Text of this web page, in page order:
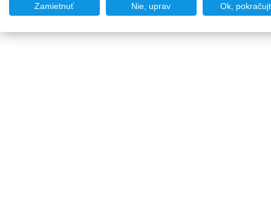
Zamietnuť Nie, uprav Ok,